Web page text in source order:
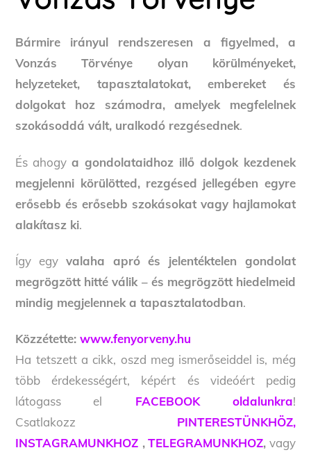
Bármire irányul rendszeresen a figyelmed, a
Vonzás Törvénye olyan körülményeket,
helyzeteket, tapasztalatokat, embereket és
dolgokat hoz számodra, amelyek megfelelnek
szokásoddá vált, uralkodó rezgésednek.
És ahogya gondolataidhoz illő dolgok kezdenek
megjelenni körülötted, rezgésed jellegében egyre
erősebb és erősebb szokásokat vagy hajlamokat
alakítasz ki.
Így egy valaha apró és jelentéktelen gondolat
megrögzött hitté válik – és megrögzött hiedelmeid
mindig megjelennek a tapasztalatodban.
Közzétette:www.fenyorveny.hu
Ha tetszett a cikk, oszd meg ismerőseiddel is, még
több érdekességért, képért és videóért pedig
látogass el
FACEBOOK oldalunkra!
Csatlakozz PINTERESTÜNKHÖZ,
INSTAGRAMUNKHOZ , TELEGRAMUNKHOZ, vagy